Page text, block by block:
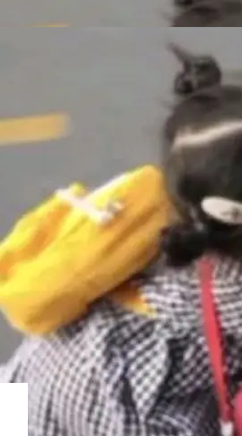
台 agent。这些后
Mooncake TENT。
擎接入Mooncake T
升30%、非零拷贝
MPComm底层基
，后续腾讯网平将
的高性能通信组
中实现了一
信引擎（Engine），
面向企业研发场景的
用”凭借卓越的技术
链路私有化部署，
前，越来越多企业已
，通过调用公有云模
研发效率。但随着 AI
走向团队级、组织
过程中，对安全性、
要求。 首先是数据
普通研发场景，公
效率提升的需求。
对数据安全要求较...
部人工智能
式发布《2025年人工
中展示人工智能在
底座、行业赋能、
五大方向。深信服
成功入选！ 随着各行
，算力构成形态逐
发生变化：不只是
混合算力时代下，
充分利用，以及持
。 深信服AI算力网关
Token治理和成本治
算力都看得清、管
一个时代的结
作者之一。
的作者之一。
首席科学家。 Jeff D
后，宣布离职。 他
还有 Sanjay Ghema
，Jeff Dean 二十多
和 Bigtable 的共同
大脑核心成员，Se
发布：界面
忆搜索增强
编码智能体，这一轮
住」三件事一次补
是杭州无
码智能体——一位全
放AI Coding